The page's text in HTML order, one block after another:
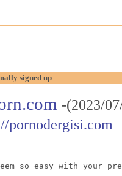
signed up
-(2023/
pornodergisi.com
so easy with your